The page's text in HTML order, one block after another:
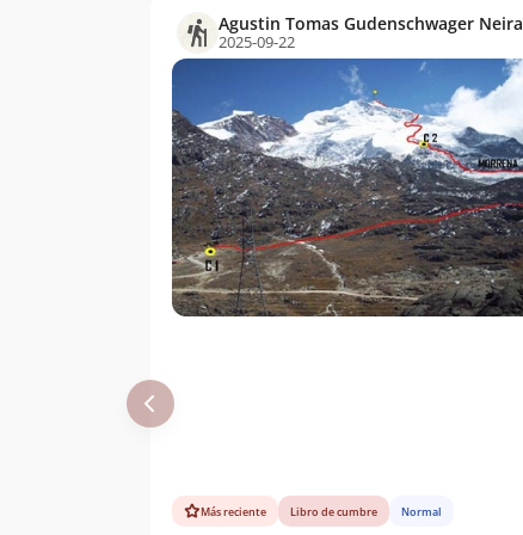
26/07/08
Álvaro Vivanco
Nicolás Palma
Meyer
04/06/08
Marco Poblete
13/04/08
Carlos Zarate,
Alfredo Zuñiga,
Mis Compañeros
16/09/07
Andres Guzman
28/07/06
Jose Edwards
Agustin Tomas Gudenschwager Neira
2025-09-22
Más reciente Libro de cumbre Normal